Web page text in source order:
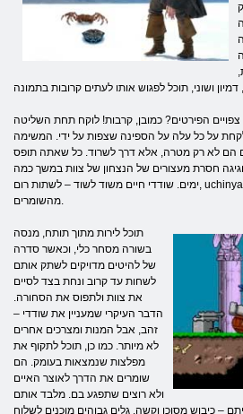
הפירטים? כמובן, קרבות! לוקח תחת השליטה
על כל עלה על הספינה שצפות על ידי. המשימה
הם לא רק מטרה, אלא דרך לשרוד. כל שאתה תופס
חסרת מעצורים של הנצחון של צוות במשך כמה
ימים. שודדי חיים משוד לשוד – לשתות רום, uchinyat עימות, להילחם ולברוח
מהשומרים.
תוכל לירות מתוך תותח, מנסה
בשורה מסחר כלי, וכאשר סדרה
של להיטים מדויקים לשתק אותם
לשחות עד קרוב ונחת בצד לסיים
את צוות ולתפוס את הסחורה.
הדבר העיקרי שמעניין את שודדי –
זהב, אבל המנות ומצרכים אחרים
לא מיותר. כמו כן, תוכל לתקוף את
מפלצות שנמצאות בעומק. הם
שומרים את הדרך לאוצר האיים
ולא רוצים שתפגע בם. מלבד אותם
– כיבוש מסוכן וקשה. גלים גבוהים מוכנים לשלוח